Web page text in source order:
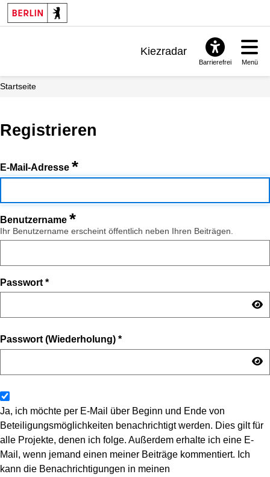
Kiezradar
Barrierefrei Menü
Startseite
Registrieren
E-Mail-Adresse *
Benutzername *
Ihr Benutzername erscheint öffentlich neben Ihren Beiträgen.
Passwort *
Passwort (Wiederholung) *
Ja, ich möchte per E-Mail über Beginn und Ende von
Beteiligungsmöglichkeiten benachrichtigt werden. Dies gilt für
alle Projekte, denen ich folge. Außerdem erhalte ich eine E-
Mail, wenn jemand einen meiner Beiträge kommentiert. Ich
kann die Benachrichtigungen in meinen